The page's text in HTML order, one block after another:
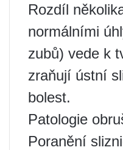
Rozdíl
normálními
zubů) vede k
zraňují ústní
bolest.
Patologie
Poranění